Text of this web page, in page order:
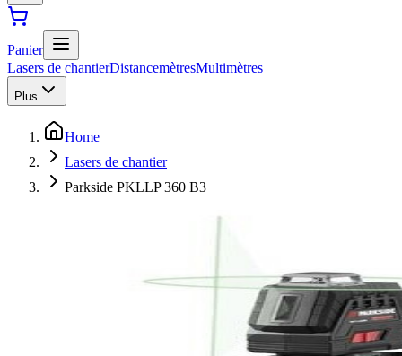
Panier
Lasers de chantierDistancemètresMultimètres
Plus
Home
Lasers de chantier
Parkside PKLLP 360 B3